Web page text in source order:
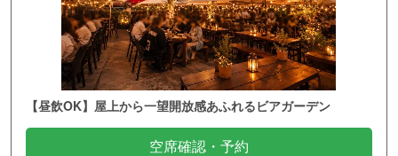
【昼飲OK】屋上から一望開放感あふれるビアガーデン
空席確認・予約